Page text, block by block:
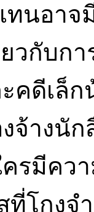
ทนอาจ
วกับก
คดีเล็
งจ้างนั
ครมีคว
โกงจ